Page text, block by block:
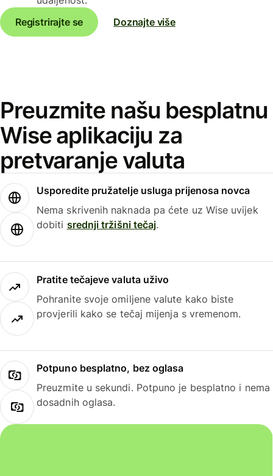
Registrirajte se
Doznajte više
Preuzmite našu besplatnu
Wise aplikaciju za
pretvaranje valuta
Usporedite pružatelje usluga prijenosa novca
Nema skrivenih naknada pa ćete uz Wise uvijek
dobiti srednji tržišni tečaj.
Pratite tečajeve valuta uživo
Pohranite svoje omiljene valute kako biste
provjerili kako se tečaj mijenja s vremenom.
Potpuno besplatno, bez oglasa
Preuzmite u sekundi. Potpuno je besplatno i nema
dosadnih oglasa.